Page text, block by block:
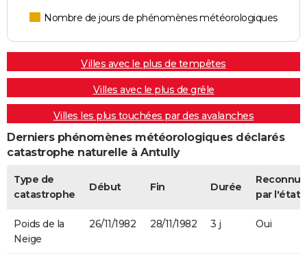
Nombre de jours de phénomènes météorologiques
Villes avec le plus de tempêtes
Villes avec le plus de grêle
Villes les plus touchées par des avalanches
Derniers phénomènes météorologiques déclarés
catastrophe naturelle à Antully
Type de
catastrophe
Début Fin Durée
Reconnue
par l'état
Poids de la
Neige
26/11/1982 28/11/1982 3 j Oui